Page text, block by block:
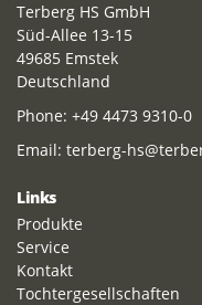
Terberg HS GmbH
Süd-Allee 13-15
49685 Emstek
Deutschland
Phone: +49 4473 9310-0
Email: terberg-
Links
Produkte
Service
Kontakt
Tochtergesellschaften